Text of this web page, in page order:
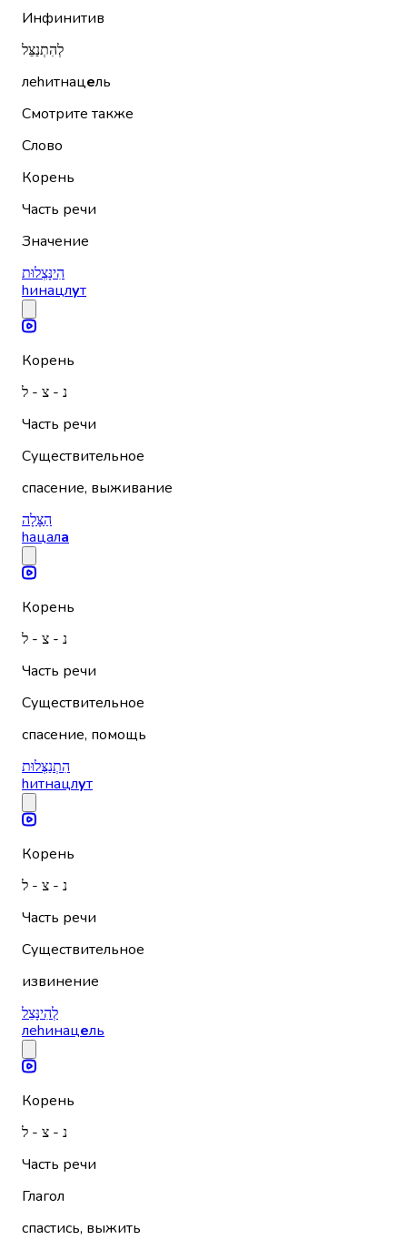
Инфинитив
לְהִתְנַצֵּל
леhитнацель
Смотрите также
Слово
Корень
Часть речи
Значение
הִינָּצְלוּת
hинацлут
Корень
נ - צ - ל
Часть речи
Существительное
спасение, выживание
הַצָּלָה
hацала
Корень
נ - צ - ל
Часть речи
Существительное
спасение, помощь
הִתְנַצְּלוּת
hитнацлут
Корень
נ - צ - ל
Часть речи
Существительное
извинение
לְהִינָּצֵל
леhинацель
Корень
נ - צ - ל
Часть речи
Глагол
спастись, выжить